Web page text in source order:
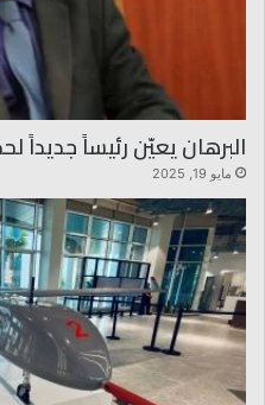
البرهان يعيّن رئيساً جديداً
مايو 19, 2025